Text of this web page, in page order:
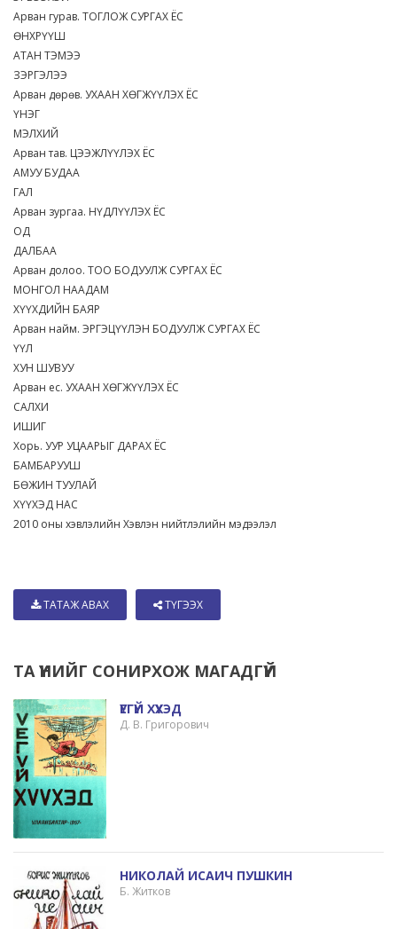
Арван гурав. ТОГЛОЖ СУРГАХ ЁС
ӨНХРҮҮШ
АТАН ТЭМЭЭ
ЗЭРГЭЛЭЭ
Арван дөрөв. УХААН ХӨГЖҮҮЛЭХ ЁС
ҮНЭГ
МЭЛХИЙ
Арван тав. ЦЭЭЖЛҮҮЛЭХ ЁС
АМУУ БУДАА
ГАЛ
Арван зургаа. НҮДЛҮҮЛЭХ ЁС
ОД
ДАЛБАА
Арван долоо. ТОО БОДУУЛЖ СУРГАХ ЁС
МОНГОЛ НААДАМ
ХҮҮХДИЙН БАЯР
Арван найм. ЭРГЭЦҮҮЛЭН БОДУУЛЖ СУРГАХ ЁС
ҮҮЛ
ХУН ШУВУУ
Арван ес. УХААН ХӨГЖҮҮЛЭХ ЁС
САЛХИ
ИШИГ
Хорь. УУР УЦААРЫГ ДАРАХ ЁС
БАМБАРУУШ
БӨЖИН ТУУЛАЙ
ХҮҮХЭД НАС
2010 оны хэвлэлийн Хэвлэн нийтлэлийн мэдээлэл
ТАТАЖ АВАХ ТҮГЭЭХ
ТА ҮҮНИЙГ СОНИРХОЖ МАГАДГҮЙ
ҮЕГҮЙ ХҮҮХЭД
Д. В. Григорович
НИКОЛАЙ ИСАИЧ ПУШКИН
Б. Житков